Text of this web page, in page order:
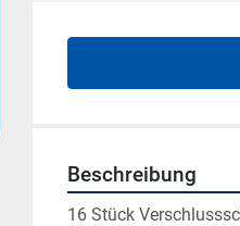
Beschreibung
16 Stück